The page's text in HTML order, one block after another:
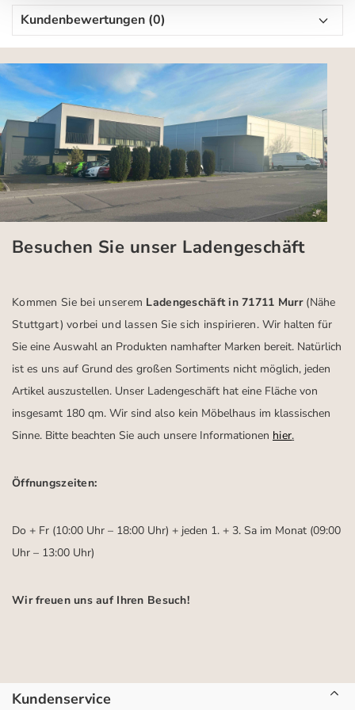
Kundenbewertungen (0)
Besuchen Sie unser Ladengeschäft
Kommen Sie bei unserem Ladengeschäft in 71711 Murr (Nähe
Stuttgart) vorbei und lassen Sie sich inspirieren.Wir halten für
Sie eine Auswahl an Produkten namhafter Marken bereit. Natürlich
ist es uns auf Grund des großen Sortiments nicht möglich, jeden
Artikel auszustellen. Unser Ladengeschäft hat eine Fläche von
insgesamt 180 qm. Wir sind also kein Möbelhaus im klassischen
Sinne. Bitte beachten Sie auch unsere Informationen hier.
Öffnungszeiten:
Do + Fr (10:00 Uhr – 18:00 Uhr) + jeden 1. + 3. Sa im Monat (09:00
Uhr – 13:00 Uhr)
Wir freuen uns auf Ihren Besuch!
Kundenservice